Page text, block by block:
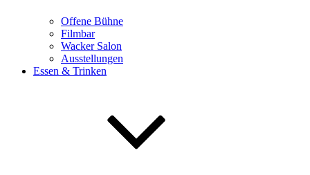
Offene Bühne
Filmbar
Wacker Salon
Ausstellungen
Essen & Trinken